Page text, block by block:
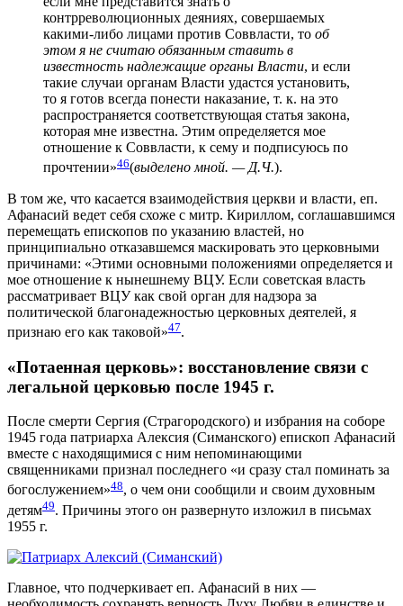
контрреволюционных деяниях, совершаемых
какими-либо лицами против Соввласти, то об
этом я не считаю обязанным ставить в
известность надлежащие органы Власти, и если
такие случаи органам Власти удастся установить,
то я готов всегда понести наказание, т. к. на это
распространяется соответствующая статья закона,
которая мне известна. Этим определяется мое
отношение к Соввласти, к сему и подписуюсь по
прочтении»46(выделено мной. — Д.Ч.).
В том же, что касается взаимодействия церкви и власти, еп.
Афанасий ведет себя схоже с митр. Кириллом, соглашавшимся
перемещать епископов по указанию властей, но
принципиально отказавшемся маскировать это церковными
причинами: «Этими основными положениями определяется и
мое отношение к нынешнему ВЦУ. Если советская власть
рассматривает ВЦУ как свой орган для надзора за
политической благонадежностью церковных деятелей, я
признаю его как таковой»47.
«Потаенная церковь»: восстановление связи с
легальной церковью после 1945 г.
После смерти Сергия (Страгородского) и избрания на соборе
1945 года патриарха Алексия (Симанского) епископ Афанасий
вместе с находящимися с ним непоминающими
священниками признал последнего «и сразу стал поминать за
богослужением»48, о чем они сообщили и своим духовным
детям49. Причины этого он развернуто изложил в письмах
1955 г.
Главное, что подчеркивает еп. Афанасий в них —